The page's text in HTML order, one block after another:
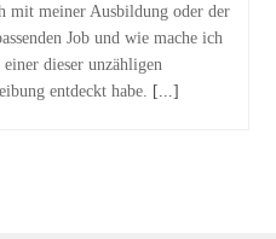
mit meiner Ausbildung oder der
Job und wie mache ich
dieser unzähligen
entdeckt habe. [...]